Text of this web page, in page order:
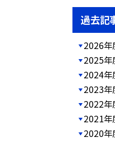
過去記
2026年
2025年
2024年
2023年
2022年
2021年
2020年